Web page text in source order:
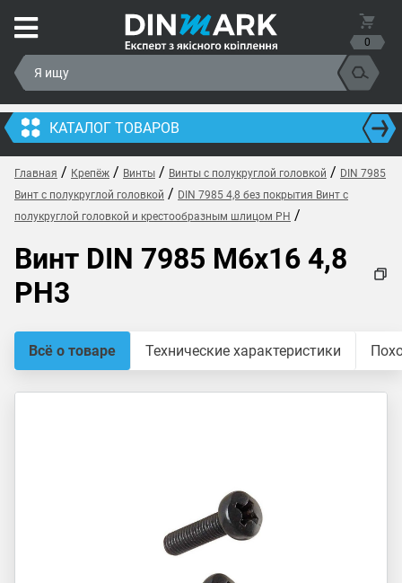
0
КАТАЛОГ ТОВАРОВ
Главная / Крепёж / Винты / Винты с полукруглой головкой / DIN 7985
Винт с полукруглой головкой / DIN 7985 4,8 без покрытия Винт с
полукруглой головкой и крестообразным шлицом PH /
Винт DIN 7985 M6x16 4,8
PH3
Всё о товаре Технические характеристики